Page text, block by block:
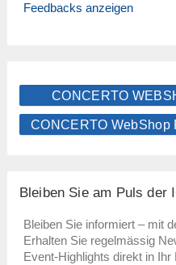
Feedbacks anzeigen
CONCERTO
CONCERTO WebShop
Bleiben Sie am Puls der
Bleiben Sie informiert – mit
Erhalten Sie regelmässig
Event-Highlights direkt in